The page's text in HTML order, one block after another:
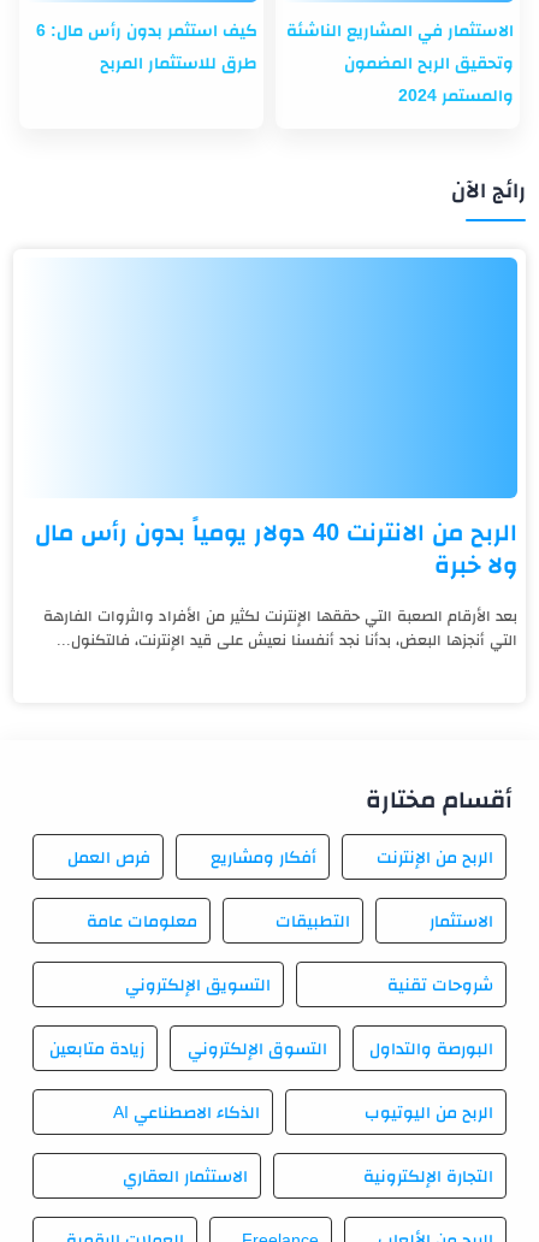
الاستثمار في المشاريع الناشئة
وتحقيق الربح المضمون
والمستمر 2024
كيف استثمر بدون رأس مال: 6
طرق للاستثمار المربح
رائج الآن
الربح من الانترنت 40 دولار يومياً بدون رأس مال
ولا خبرة
بعد الأرقام الصعبة التي حققها الإنترنت لكثير من الأفراد والثروات الفارهة
التي أنجزها البعض، بدأنا نجد أنفسنا نعيش على قيد الإنترنت، فالتكنول...
أقسام مختارة
الربح من الإنترنت أفكار ومشاريع فرص العمل
الاستثمار التطبيقات معلومات عامة
شروحات تقنية التسويق الإلكتروني
البورصة والتداول التسوق الإلكتروني زيادة متابعين
الربح من اليوتيوب الذكاء الاصطناعي AI
التجارة الإلكترونية الاستثمار العقاري